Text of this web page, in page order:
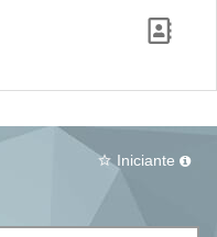
star_border Iniciante